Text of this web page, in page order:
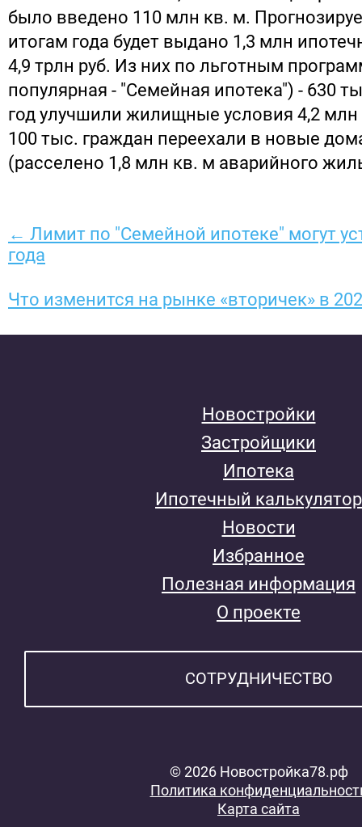
было введено 110 млн кв. м.
итогам года будет выдано 1,3 млн
4,9 трлн руб. Из них по льготным
популярная - "Семейная ипотека") - 630
год улучшили жилищные условия 4,2
100 тыс. граждан переехали в новые
(расселено 1,8 млн кв. м аварийного
← Лимит по "Семейной ипотеке" могут
года
Что изменится на рынке «вторичек» в
Новостройки
Застройщики
Ипотека
Ипотечный калькулятор
Новости
Избранное
Полезная информация
О проекте
СОТРУДНИЧЕСТВО
© 2026 Новостройка78.рф
Политика
Карта сайта